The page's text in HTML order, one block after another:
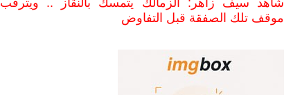
شاهد سيف زاهر: الزمالك يتمسك بالنقاز .. ويترقب
موقف تلك الصفقة قبل التفاوض